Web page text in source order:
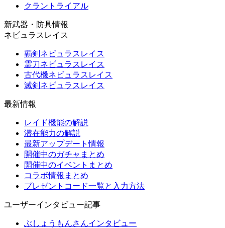
クラントライアル
新武器・防具情報
ネビュラスレイス
覇剣ネビュラスレイス
霊刀ネビュラスレイス
古代機ネビュラスレイス
滅剣ネビュラスレイス
最新情報
レイド機能の解説
潜在能力の解説
最新アップデート情報
開催中のガチャまとめ
開催中のイベントまとめ
コラボ情報まとめ
プレゼントコード一覧と入力方法
ユーザーインタビュー記事
ぶしょうもんさんインタビュー